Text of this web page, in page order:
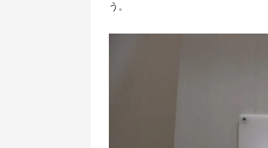
う。